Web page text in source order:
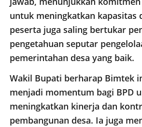
untuk meningkatkan kapasitas
peserta juga saling bertukar
pengetahuan seputar
pemerintahan desa yang baik.
Wakil Bupati berharap Bimtek
menjadi momentum bagi BPD
meningkatkan kinerja dan
pembangunan desa. Ia juga